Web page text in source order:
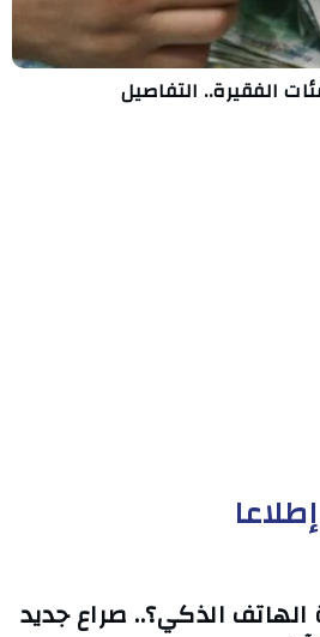
الفقيرة.. التفاصيل
الذكي؟.. صراع جديد